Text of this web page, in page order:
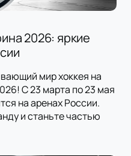
2026: яркие
мир хоккея на
С 23 марта по 23 мая
на аренах России.
и станьте частью